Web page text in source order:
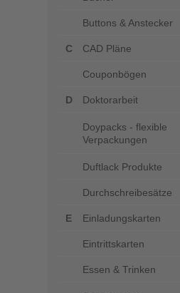
Buttons & Anstecker
CAD Pläne
Couponbögen
Doktorarbeit
Doypacks - flexible
Verpackungen
Duftlack Produkte
Durchschreibesätze
Einladungskarten
Eintrittskarten
Essen & Trinken